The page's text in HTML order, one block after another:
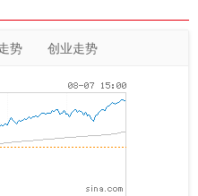
势 创业走势